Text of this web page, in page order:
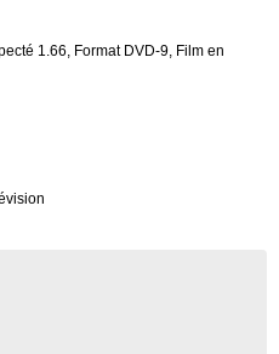
1.66, Format DVD-9, Film en